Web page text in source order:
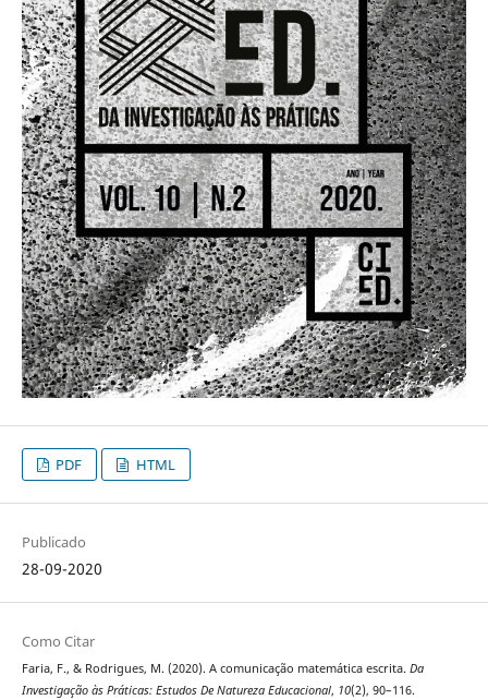
PDF HTML
Publicado
28-09-2020
Como Citar
Faria, F., & Rodrigues, M. (2020). A comunicação matemática escrita. Da
Investigação às Práticas: Estudos De Natureza Educacional, 10(2), 90–116.